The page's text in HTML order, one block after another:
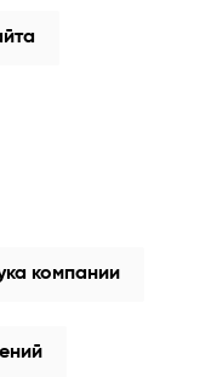
компании